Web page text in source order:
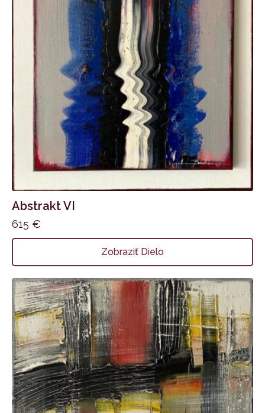
Abstrakt VI
615 €
Zobraziť Dielo